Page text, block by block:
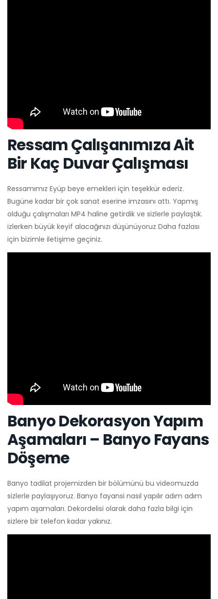
Ressam Çalışanımıza Ait
Bir Kaç Duvar Çalışması
Ressamımız Eyüp beye emekleri için teşekkür ederiz.
Bugüne kadar bir çok sanat eserine imzasını attı. Yapmış
olduğu çalışmaları MP4 haline getirdik ve sizlerle paylaştık.
izlerken büyük keyif alacağınızı düşünüyoruz Daha fazlası
için bizimle iletişime geçiniz.
Banyo Dekorasyon Yapım
Aşamaları – Banyo Fayans
Döşeme
Banyo tadilat projemizden bir bölümünü bu videomuzda
sizlerle paylaşıyoruz. Banyo fayansi nasıl yapılır adım adım
yapım aşamaları. Dekordelisi olarak daha fazla bilgi için
sizlere bir telefon kadar yakınız.